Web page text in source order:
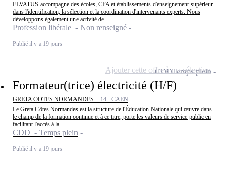
ELVATUS accompagne des écoles, CFA et établissements d'enseignement supérieur
dans l'identification, la sélection et la coordination d'intervenants experts. Nous
développons également une activité de...
Profession libérale - Non renseigné
Publié il y a 19 jours
Formateur(trice) électricité (H/F)
GRETA COTES NORMANDES - 14 - CAEN
Le Greta Côtes Normandes est la structure de l'Éducation Nationale qui œuvre dans
le champ de la formation continue et à ce titre, porte les valeurs de service public en
facilitant l'accès à la...
CDD - Temps plein
Publié il y a 19 jours
CDDTemps plein
Ajouter cette offre à ma sélection